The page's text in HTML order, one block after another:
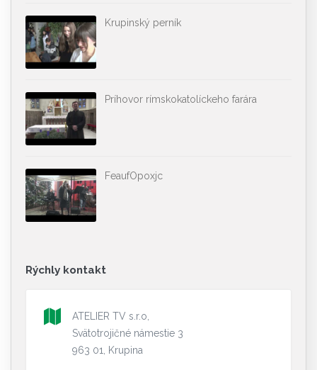
Krupinský perník
Príhovor rímskokatolíckeho farára
FeaufOpoxjc
Rýchly kontakt
ATELIER TV s.r.o,
Svätotrojičné námestie 3
963 01, Krupina